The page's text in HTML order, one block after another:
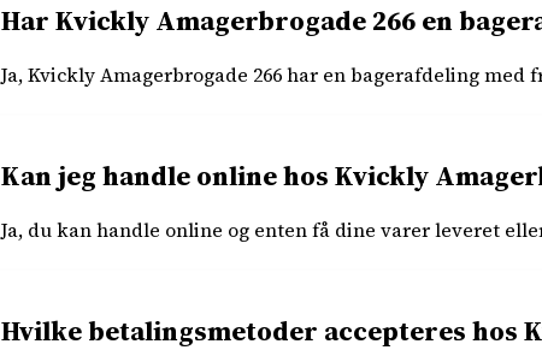
Har Kvickly Amagerbrogade 266 en
Ja, Kvickly Amagerbrogade 266 har en bagerafdeling med
Kan jeg handle online hos Kvickly
Ja, du kan handle online og enten få dine varer leveret
Hvilke betalingsmetoder accepteres hos